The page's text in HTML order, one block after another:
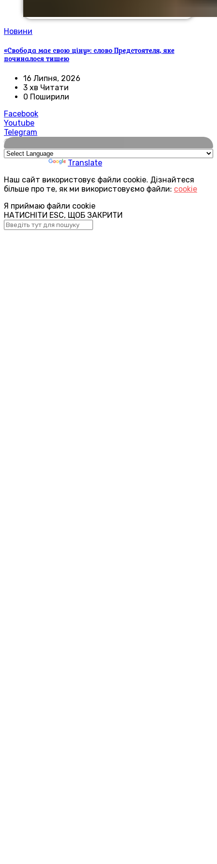
Новини
«Свобода має свою ціну»: слово Предстоятеля, яке
починалося тишею
16 Липня, 2026
3 хв Читати
0 Поширили
Facebook
Youtube
Telegram
🌍
Translate
Наш сайт використовує файли cookie. Дізнайтеся
більше про те, як ми використовуємо файли: cookie
Я приймаю файли cookie
НАТИСНІТИ ESC, ЩОБ ЗАКРИТИ